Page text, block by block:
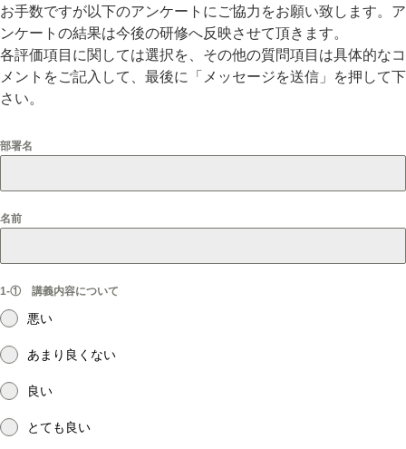
お手数ですが以下のアンケートにご協力をお願い致します。ア
ンケートの結果は今後の研修へ反映させて頂きます。
各評価項目に関しては選択を、その他の質問項目は具体的なコ
メントをご記入して、最後に「メッセージを送信」を押して下
さい。
部署名
名前
1-① 講義内容について
悪い
あまり良くない
良い
とても良い